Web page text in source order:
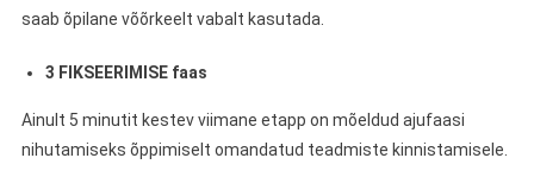
saab õpilane võõrkeelt vabalt kasutada.
3 FIKSEERIMISE faas
Ainult 5 minutit kestev viimane etapp on mõeldud ajufaasi
nihutamiseks õppimiselt omandatud teadmiste kinnistamisele.